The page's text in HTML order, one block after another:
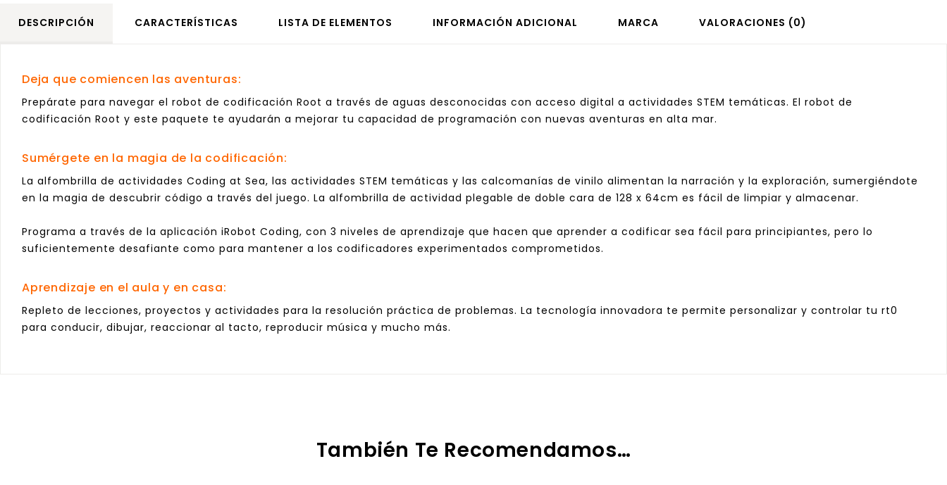
DESCRIPCIÓN CARACTERÍSTICAS LISTA DE ELEMENTOS INFORMACIÓN ADICIONAL MARCA VALORACIONES (0)
Deja que comiencen las aventuras:
Prepárate para navegar el robot de codificación Root a través de aguas desconocidas con acceso digital a actividades STEM temáticas. El robot de
codificación Root y este paquete te ayudarán a mejorar tu capacidad de programación con nuevas aventuras en alta mar.
Sumérgete en la magia de la codificación:
La alfombrilla de actividades Coding at Sea, las actividades STEM temáticas y las calcomanías de vinilo alimentan la narración y la exploración, sumergiéndote
en la magia de descubrir código a través del juego. La alfombrilla de actividad plegable de doble cara de 128 x 64cm es fácil de limpiar y almacenar.
Programa a través de la aplicación iRobot Coding, con 3 niveles de aprendizaje que hacen que aprender a codificar sea fácil para principiantes, pero lo
suficientemente desafiante como para mantener a los codificadores experimentados comprometidos.
Aprendizaje en el aula y en casa:
Repleto de lecciones, proyectos y actividades para la resolución práctica de problemas. La tecnología innovadora te permite personalizar y controlar tu rt0
para conducir, dibujar, reaccionar al tacto, reproducir música y mucho más.
También Te Recomendamos…